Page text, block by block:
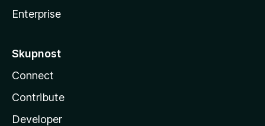
Enterprise
Skupnost
Connect
Contribute
Developer